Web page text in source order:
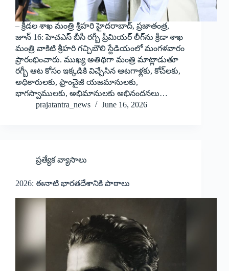
– క్రీడల శాఖ మంత్రి శ్రీహరి హైదరాబాద్, ప్రజాతంత్ర,
జూన్ 16: హెచఎస్ బీసీ రగ్బీ ప్రీమియర్ లీగ్‌ను క్రీడా శాఖ
మంత్రి వాకిటి శ్రీహరి గచ్చిబౌలి స్టేడియంలో మంగళవారం
ప్రారంభించారు. ముఖ్య అతిథిగా మంత్రి మాట్లాడుతూ
రగ్బీ ఆట కోసం ఇక్కడికి విచ్చేసిన ఆటగాళ్లకు, కోచ్‌లకు,
అధికారులకు, ఫ్రాంచైజీ యజమానులకు,
భాగస్వాములకు, అభిమానులకు అభినందనలు…
prajatantra_news
June 16, 2026
ప్రత్యేక వ్యాసాలు
2026: ఈనాటి భారతదేశానికి పాఠాలు